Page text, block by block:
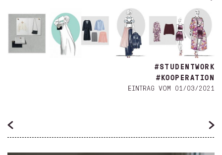
#STUDENTWORK
#KOOPERATION
EINTRAG VOM 01/03/2021